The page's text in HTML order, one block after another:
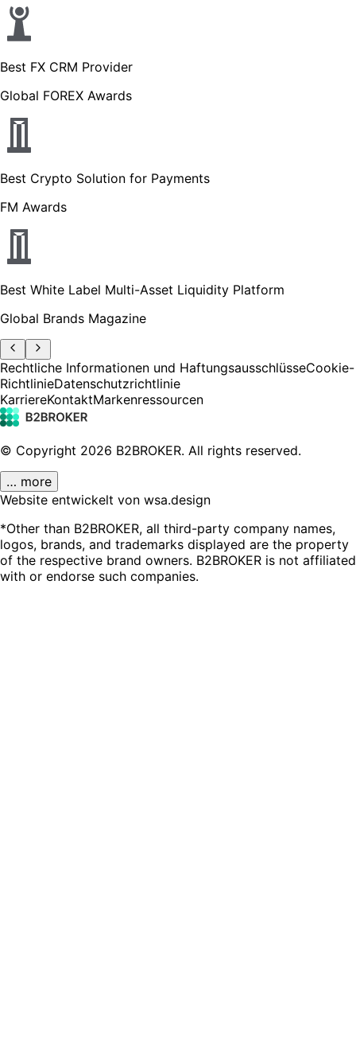
Best FX CRM Provider
Global FOREX Awards
Best Crypto Solution for Payments
FM Awards
Best White Label Multi-Asset Liquidity Platform
Global Brands Magazine
Rechtliche Informationen und HaftungsausschlüsseCookie-
RichtlinieDatenschutzrichtlinie
KarriereKontaktMarkenressourcen
© Copyright 2026 B2BROKER. All rights reserved.
… more
Website entwickelt von wsa.design
*Other than B2BROKER, all third-party company names,
logos, brands, and trademarks displayed are the property
of the respective brand owners. B2BROKER is not affiliated
with or endorse such companies.